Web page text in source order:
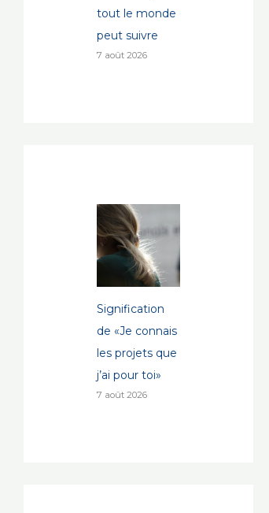
tout le monde
peut suivre
7 août 2026
Signification
de «Je connais
les projets que
j’ai pour toi»
7 août 2026